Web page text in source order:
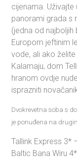
cijenama.
panorami grada s
(jedna od najboljih
Europom jeftinim
vode, ali ako
Kalamaju, dom
hranom ovdje
isprazniti
Dvokrevetna soba s
je ponuđena na
Tallink Express 3*
Baltic Bana Wiru